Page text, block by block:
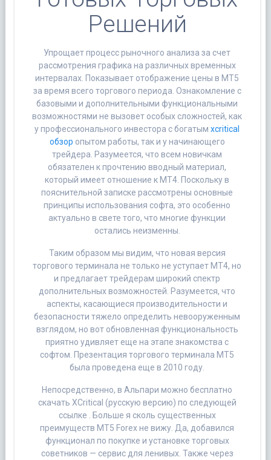
Решений
Упрощает процесс рыночного анализа за счет
рассмотрения графика на различных временных
интервалах. Показывает отображение цены в MT5
за время всего торгового периода. Ознакомление с
базовыми и дополнительными функциональными
возможностями не вызовет особых сложностей, как
у профессионального инвестора с богатымxcritical
обзор опытом работы, так и у начинающего
трейдера. Разумеется, что всем новичкам
обязателен к прочтению вводный материал,
который имеет отношение к МТ4. Поскольку в
пояснительной записке рассмотрены основные
принципы использования софта, это особенно
актуально в свете того, что многие функции
остались неизменны.
Таким образом мы видим, что новая версия
торгового терминала не только не уступает МТ4, но
и предлагает трейдерам широкий спектр
дополнительных возможностей. Разумеется, что
аспекты, касающиеся производительности и
безопасности тяжело определить невооруженным
взглядом, но вот обновленная функциональность
приятно удивляет еще на этапе знакомства с
софтом. Презентация торгового терминала МТ5
была проведена еще в 2010 году.
Непосредственно, в Альпари можно бесплатно
скачать XCritical (русскую версию) по следующей
ссылке . Больше я сколь существенных
преимуществ MT5 Forex не вижу. Да, добавился
функционал по покупке и установке торговых
советников — сервис для ленивых. Также через